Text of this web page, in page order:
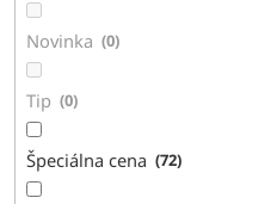
Novinka 0
Tip 0
Špeciálna cena 72